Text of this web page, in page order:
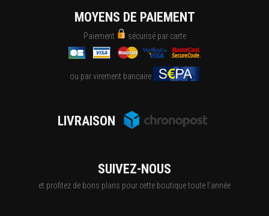
MOYENS DE PAIEMENT
Paiement sécurisé par carte
ou par virement bancaire
LIVRAISON
SUIVEZ-NOUS
et profitez de bons plans pour cette boutique toute l'année